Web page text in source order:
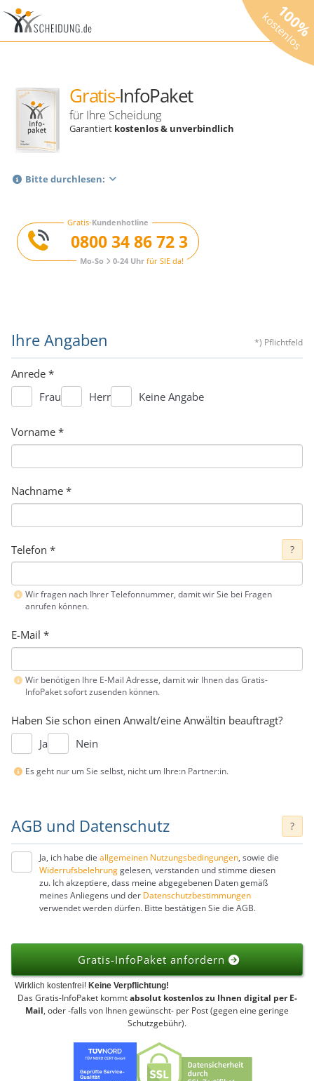
kostenlos
Gratis-InfoPaket
für Ihre Scheidung
Garantiert kostenlos & unverbindlich
Bitte durchlesen:
Gratis-Kundenhotline
0800 34 86 72 3
Mo-So 0-24 Uhrfür SIE da!
Ihre Angaben *) Pflichtfeld
Anrede *
Frau
Herr Keine Angabe
Vorname *
Nachname *
Telefon * ?
Wir fragen nach Ihrer Telefonnummer, damit wir Sie bei Fragen
anrufen können.
E-Mail *
Wir benötigen Ihre E-Mail Adresse, damit wir Ihnen das Gratis-
InfoPaket sofort zusenden können.
Haben Sie schon einen Anwalt/eine Anwältin beauftragt?
Ja
Nein
Es geht nur um Sie selbst, nicht um Ihre:n Partner:in.
AGB und Datenschutz ?
Ja, ich habe die allgemeinen Nutzungsbedingungen, sowie die
Widerrufsbelehrunggelesen, verstanden und stimme diesen
zu. Ich akzeptiere, dass meine abgegebenen Daten gemäß
meines Anliegens und der Datenschutzbestimmungen
verwendet werden dürfen. Bitte bestätigen Sie die AGB.
Gratis-InfoPaket anfordern
Wirklich kostenfrei! Keine Verpflichtung!
Das Gratis-InfoPaket kommtabsolut kostenlos zu Ihnen digital per E-
Mail, oder -falls von Ihnen gewünscht- per Post (gegen eine geringe
Schutzgebühr).